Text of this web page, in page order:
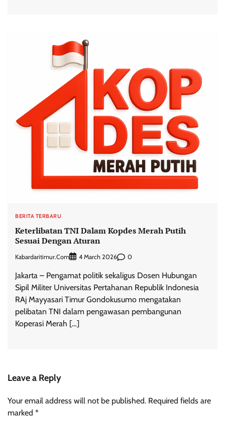
BERITA TERBARU
Keterlibatan TNI Dalam Kopdes Merah Putih
Sesuai Dengan Aturan
Kabardaritimur.com 4 March 2026 0
Jakarta – Pengamat politik sekaligus Dosen Hubungan
Sipil Militer Universitas Pertahanan Republik Indonesia
RAj Mayyasari Timur Gondokusumo mengatakan
pelibatan TNI dalam pengawasan pembangunan
Koperasi Merah […]
Leave a Reply
Your email address will not be published. Required fields are
marked *